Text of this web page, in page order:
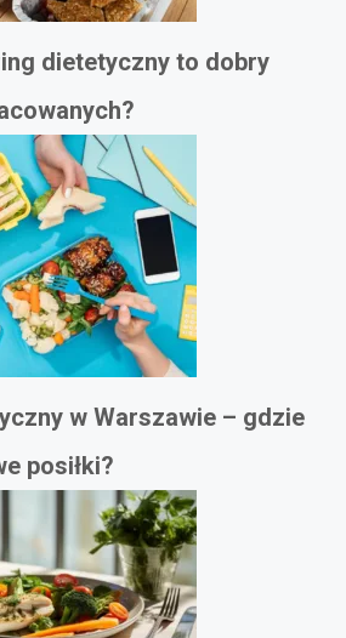
dietetyczny to dobry
w Warszawie – gdzie
posiłki?